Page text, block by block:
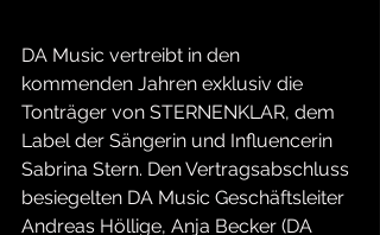
DA Music vertreibt in den
kommenden Jahren exklusiv die
Tonträger von STERNENKLAR, dem
Label der Sängerin und Influencerin
Sabrina Stern. Den Vertragsabschluss
besiegelten DA Music Geschäftsleiter
Andreas Höllige, Anja Becker (DA